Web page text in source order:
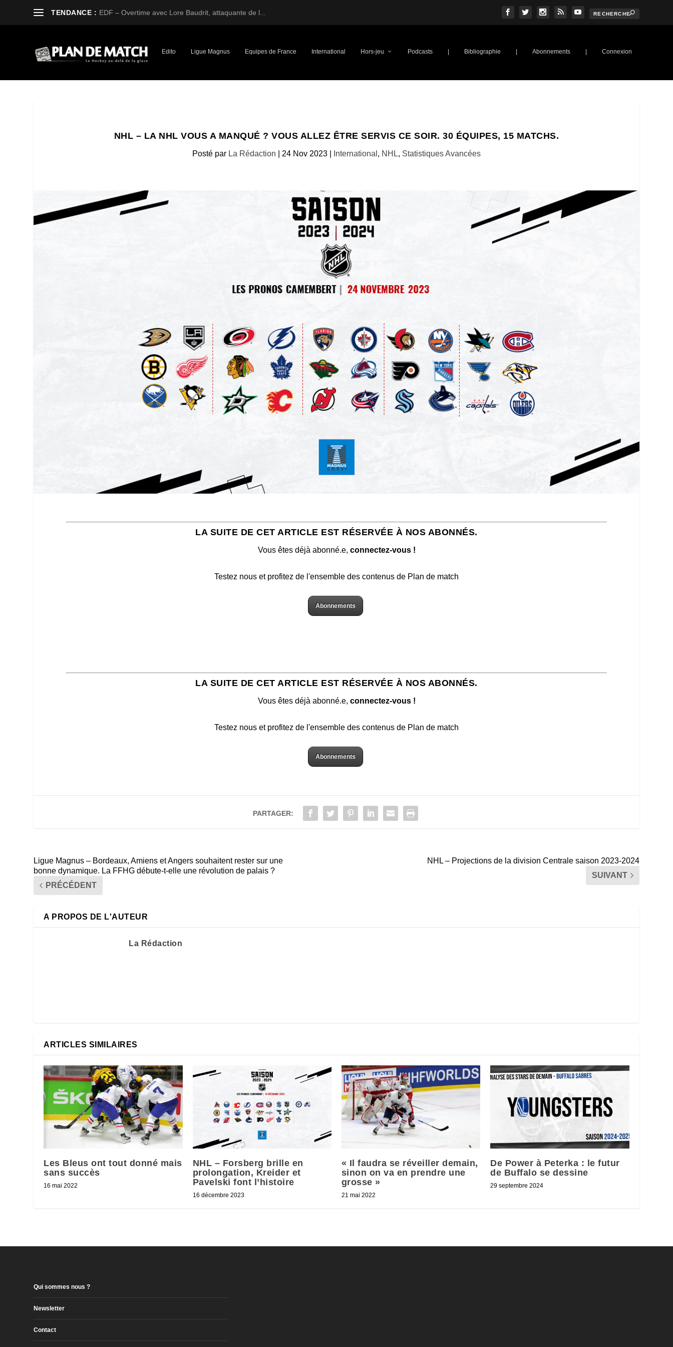
TENDANCE : EDF – Overtime avec Lore Baudrit, attaquante de l...
Edito Ligue Magnus Equipes de France International Hors-jeu Podcasts Bibliographie Abonnements Connexion
NHL – LA NHL VOUS A MANQUÉ ? VOUS ALLEZ ÊTRE SERVIS CE SOIR. 30 ÉQUIPES, 15 MATCHS.
Posté par La Rédaction 24 Nov 2023 International , NHL, Statistiques Avancées
LA SUITE DE CET ARTICLE EST RÉSERVÉE À NOS ABONNÉS.
Vous êtes déjà abonné.e, connectez-vous !
Testez nous et profitez de l'ensemble des contenus de Plan de match
Abonnements
LA SUITE DE CET ARTICLE EST RÉSERVÉE À NOS ABONNÉS.
Vous êtes déjà abonné.e, connectez-vous !
Testez nous et profitez de l'ensemble des contenus de Plan de match
Abonnements
PARTAGER:
Ligue Magnus – Bordeaux, Amiens et Angers souhaitent rester sur une
bonne dynamique. La FFHG débute-t-elle une révolution de palais ?
PRÉCÉDENT
NHL – Projections de la division Centrale saison 2023-2024
SUIVANT
A PROPOS DE L'AUTEUR
La Rédaction
ARTICLES SIMILAIRES
Les Bleus ont tout donné mais
sans succès
16 mai 2022
NHL – Forsberg brille en
prolongation, Kreider et
Pavelski font l’histoire
16 décembre 2023
« Il faudra se réveiller demain,
sinon on va en prendre une
grosse »
21 mai 2022
De Power à Peterka : le futur
de Buffalo se dessine
29 septembre 2024
Qui sommes nous ?
Newsletter
Contact